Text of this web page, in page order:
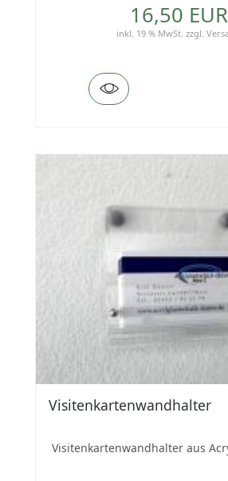
16,50 EUR
inkl. 19 % MwSt. zzgl.
Visitenkartenwandhalter
Visitenkartenwandhalter aus